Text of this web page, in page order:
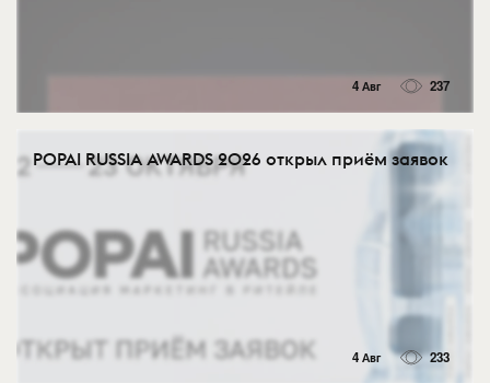
4 Авг 237
POPAI RUSSIA AWARDS 2026 открыл приём заявок
4 Авг 233